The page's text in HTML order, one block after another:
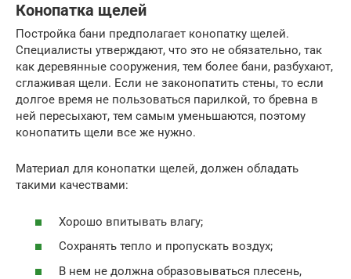
Конопатка щелей
Постройка бани предполагает конопатку щелей.
Специалисты утверждают, что это не обязательно, так
как деревянные сооружения, тем более бани, разбухают,
сглаживая щели. Если не законопатить стены, то если
долгое время не пользоваться парилкой, то бревна в
ней пересыхают, тем самым уменьшаются, поэтому
конопатить щели все же нужно.
Материал для конопатки щелей, должен обладать
такими качествами:
Хорошо впитывать влагу;
Сохранять тепло и пропускать воздух;
В нем не должна образовываться плесень,